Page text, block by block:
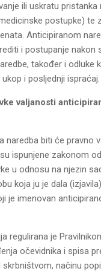
ili uskratu pristanka
postupke) te
Anticipiranom
i postupanje nakon
također i odluke
i posljednji ispraćaj.
valjanosti
naredba biti će pravno
ispunjene zakonom
u odnosu na njezin
koja ju je dala
je imenovan
regulirana je
očevidnika i spisa
načinu